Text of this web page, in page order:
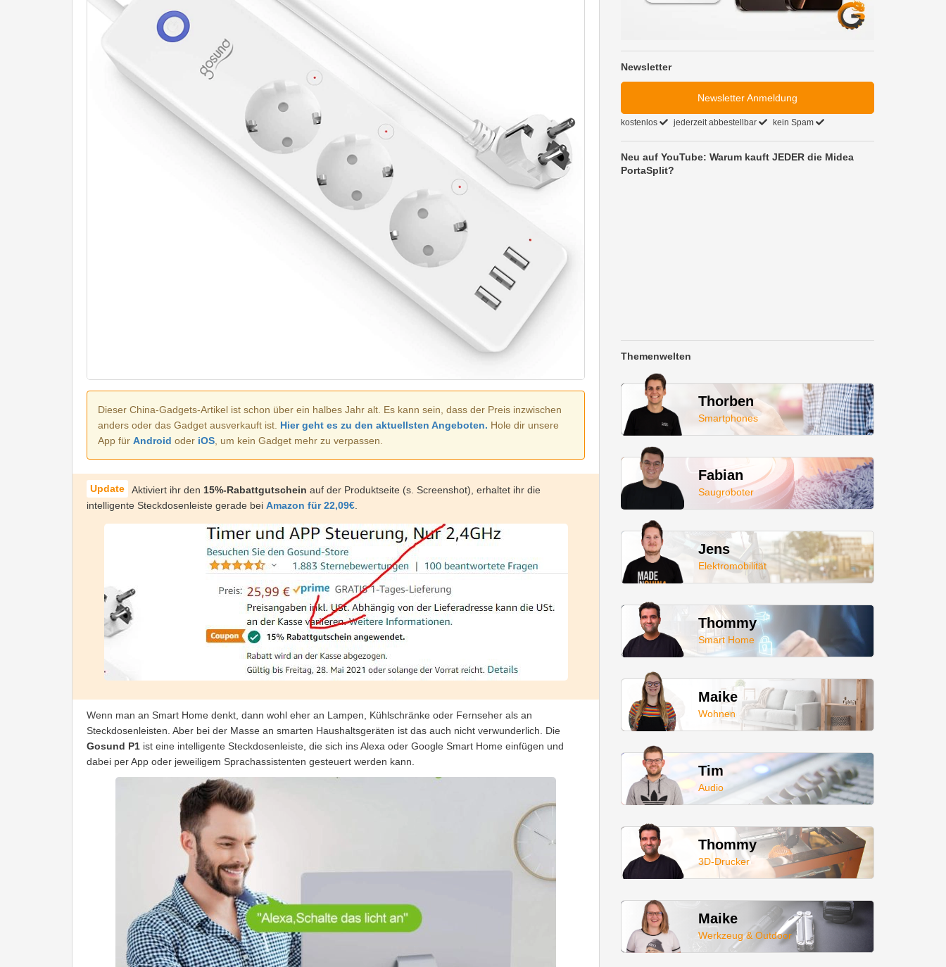
Dieser China-Gadgets-Artikel ist schon über ein halbes Jahr alt. Es kann sein, dass der Preis inzwischen
anders oder das Gadget ausverkauft ist. Hier geht es zu den aktuellsten Angeboten. Hole dir unsere
App für Android oder iOS , um kein Gadget mehr zu verpassen.
Aktiviert ihr den 15%-Rabattgutschein auf der Produktseite (s. Screenshot), erhaltet ihr die
intelligente Steckdosenleiste gerade bei Amazon für 22,09€
Wenn man an Smart Home denkt, dann wohl eher an Lampen, Kühlschränke oder Fernseher als an
Steckdosenleisten. Aber bei der Masse an smarten Haushaltsgeräten ist das auch nicht verwunderlich. Die
Gosund P1 ist eine intelligente Steckdosenleiste, die sich ins Alexa oder Google Smart Home einfügen und
dabei per App oder jeweiligem Sprachassistenten gesteuert werden kann.
Newsletter
Newsletter Anmeldung
kostenlos jederzeit abbestellbar kein Spam
Neu auf YouTube: Warum kauft JEDER die Midea
PortaSplit?
Themenwelten
Thorben
Smartphones
Fabian
Saugroboter
Jens
Elektromobilität
Thommy
Smart Home
Maike
Wohnen
Tim
Audio
Thommy
3D-Drucker
Maike
Werkzeug & Outdoor